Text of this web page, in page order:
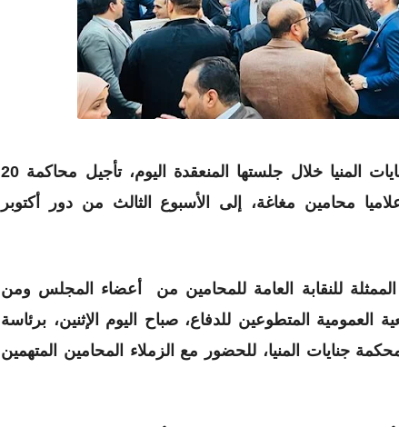
قررت الدائرة الرابعة محكمة جنايات المنيا خلال جلستها المنعقدة اليوم، تأجيل محاكمة 20
محامين مغاغة، إلى الأسبوع الثالث من دور أكتوبر
للنقابة العامة للمحامين من أعضاء المجلس ومن
المتطوعين للدفاع، صباح اليوم الإثنين، برئاسة
جنايات المنيا، للحضور مع الزملاء المحامين المتهمين